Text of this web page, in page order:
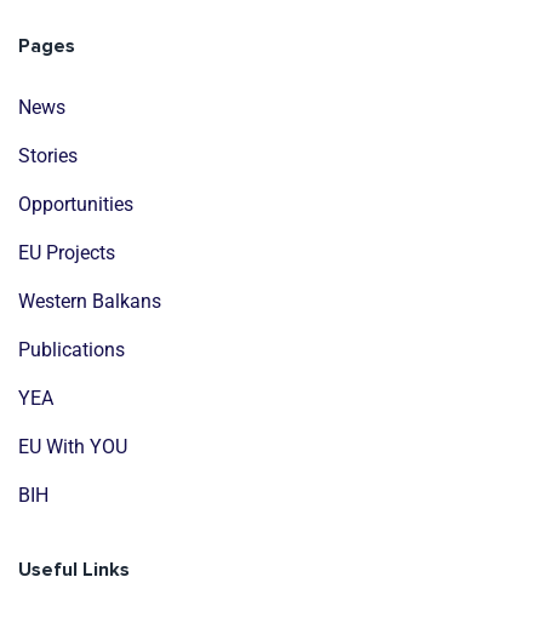
Pages
News
Stories
Opportunities
EU Projects
Western Balkans
Publications
YEA
EU With YOU
BIH
Useful Links